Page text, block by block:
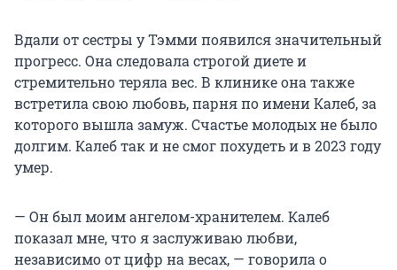
Вдали от сестры у Тэмми появился значительный
прогресс. Она следовала строгой диете и
стремительно теряла вес. В клинике она также
встретила свою любовь, парня по имени Калеб, за
которого вышла замуж. Счастье молодых не было
долгим. Калеб так и не смог похудеть и в 2023 году
умер.
— Он был моим ангелом-хранителем. Калеб
показал мне, что я заслуживаю любви,
независимо от цифр на весах, — говорила о